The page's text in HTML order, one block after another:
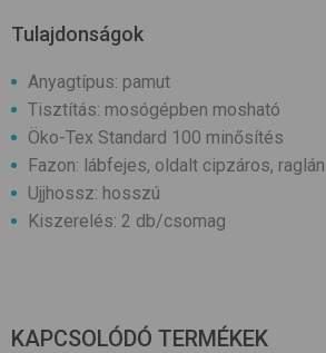
Tulajdonságok
Anyagtípus: pamut
Tisztítás: mosógépben mosható
Öko-Tex Standard 100 minősítés
Fazon: lábfejes, oldalt cipzáros, raglán
Ujjhossz: hosszú
Kiszerelés: 2 db/csomag
KAPCSOLÓDÓ TERMÉKEK